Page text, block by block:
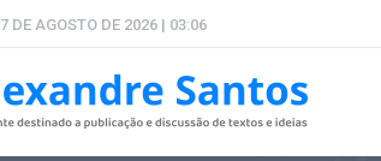
DE AGOSTO DE 2026 | 03:06